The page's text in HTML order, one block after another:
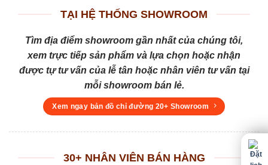
TẠI HỆ THỐNG SHOWROOM
Tìm địa điểm showroom gần nhất của chúng tôi,
xem trực tiếp sản phẩm và lựa chọn hoặc nhận
được tự tư vấn của lễ tân hoặc nhân viên tư vấn tại
mỗi showroom bán lẻ.
Xem ngay bản đồ chỉ đường 20+ Showroom
30+ NHÂN VIÊN BÁN HÀNG